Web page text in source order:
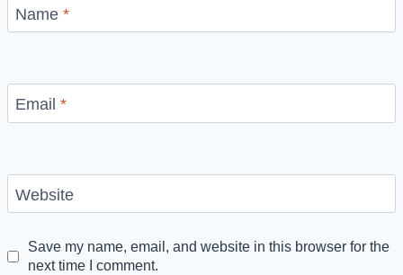
Name *
Email *
Website
Save my name, email, and website in this browser for the
next time I comment.